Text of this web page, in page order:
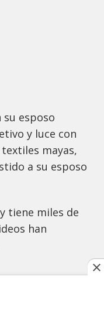
su esposo
y luce con
mayas,
a su esposo
tiene miles de
han